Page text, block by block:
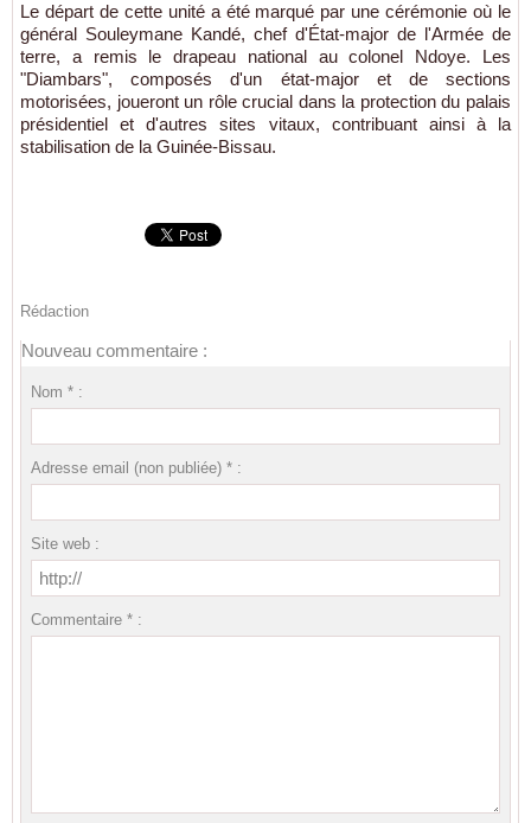
Le départ de cette unité a été marqué par une cérémonie où le
général Souleymane Kandé, chef d'État-major de l'Armée de
terre, a remis le drapeau national au colonel Ndoye. Les
"Diambars", composés d'un état-major et de sections
motorisées, joueront un rôle crucial dans la protection du palais
présidentiel et d'autres sites vitaux, contribuant ainsi à la
stabilisation de la Guinée-Bissau.
Rédaction
Nouveau commentaire :
Nom * :
Adresse email (non publiée) * :
Site web :
Commentaire * :